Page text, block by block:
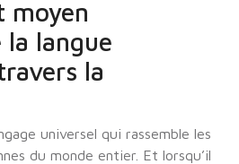
moyen
la langue
la
universel qui rassemble les
du monde entier. Et lorsqu’il